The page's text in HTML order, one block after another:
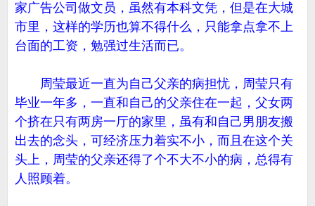
家广告公司做文员，虽然有本科文凭，但是在大城
市里，这样的学历也算不得什么，只能拿点拿不上
台面的工资，勉强过生活而已。
周莹最近一直为自己父亲的病担忧，周莹只有
毕业一年多，一直和自己的父亲住在一起，父女两
个挤在只有两房一厅的家里，虽有和自己男朋友搬
出去的念头，可经济压力着实不小，而且在这个关
头上，周莹的父亲还得了个不大不小的病，总得有
人照顾着。